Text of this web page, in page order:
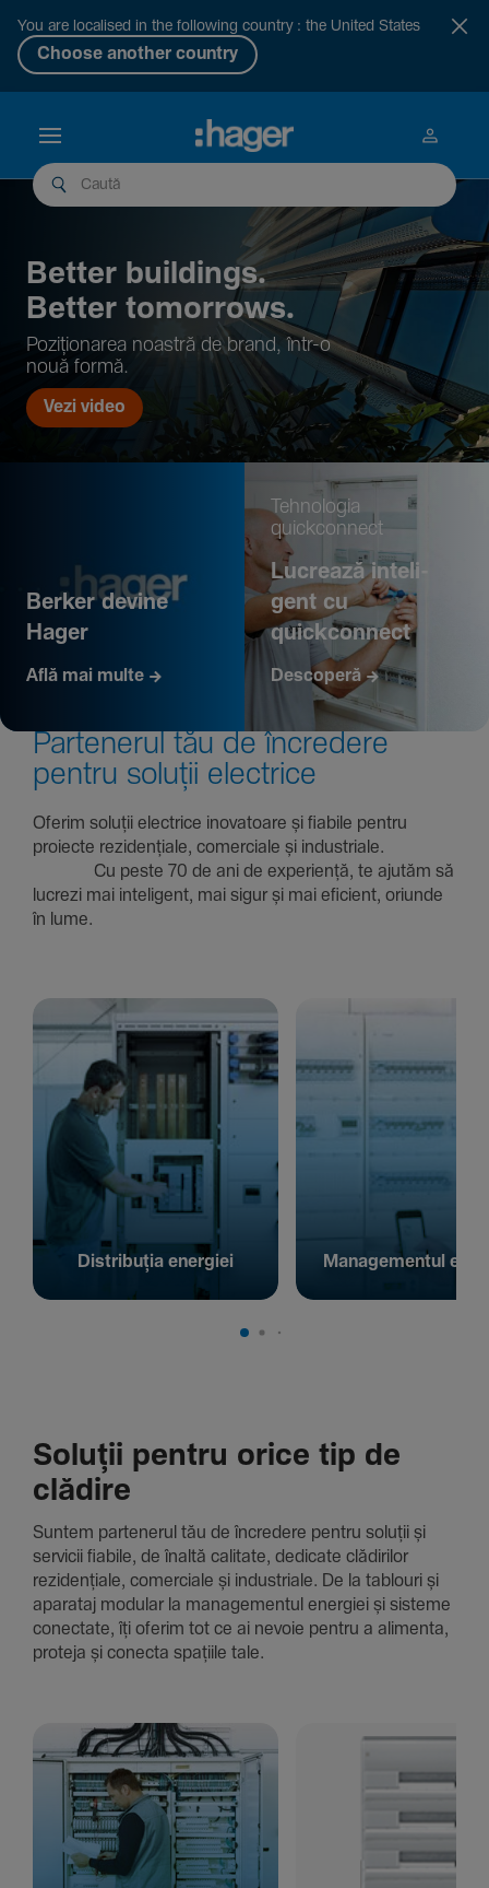
You are localised in the following country : the United States
Choose another country
Better buil­dings.
Better tomor­rows.
Pozi­țio­narea noastră de brand, într-o
nouă formă.
Vezi video
Berker devine
Hager
Află mai multe
Tehno­logia
quickconnect
Lucrează inte­li­
gent cu
quickconnect
Descoperă
Parte­nerul tău de încre­dere
pentru soluții electrice
Oferim soluții electrice inova­toare și fiabile pentru
proiecte rezi­den­țiale, comer­ciale și indus­triale.
Cu peste 70 de ani de expe­riență, te ajutăm să
lucrezi mai inte­li­gent, mai sigur și mai eficient, oriunde
în lume.
Distribuția energiei Managementul
Soluții pentru orice tip de
clădire
Suntem parte­nerul tău de încre­dere pentru soluții și
servicii fiabile, de înaltă cali­tate, dedi­cate clădi­rilor
rezi­den­țiale, comer­ciale și indus­triale. De la tablouri și
aparataj modular la managementul energiei și sisteme
conec­tate, îți oferim tot ce ai nevoie pentru a alimenta,
proteja și conecta spațiile tale.